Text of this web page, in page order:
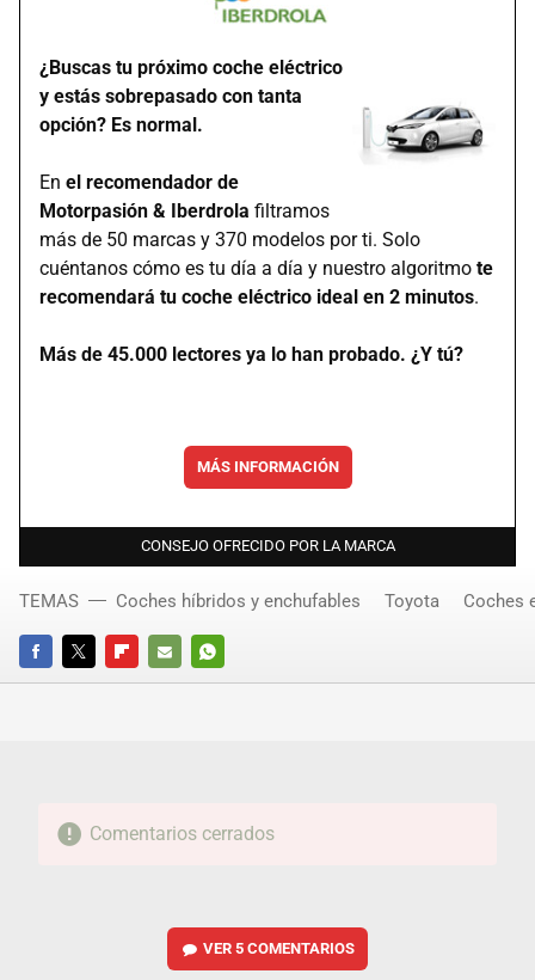
¿Buscas tu próximo coche eléctrico
y estás sobrepasado con tanta
opción? Es normal.
En el recomendador de
Motorpasión & Iberdrola filtramos
más de 50 marcas y 370 modelos por ti. Solo
cuéntanos cómo es tu día a día y nuestro algoritmo te
recomendará tu coche eléctrico ideal en 2 minutos.
Más de 45.000 lectores ya lo han probado. ¿Y tú?
MÁS INFORMACIÓN
CONSEJO OFRECIDO POR LA MARCA
FACEBOOKTWITTERFLIPBOARD
E-
WHATSAPP
TEMAS Coches híbridos y enchufables Toyota Coches
Comentarios cerrados
VER5 COMENTARIOS